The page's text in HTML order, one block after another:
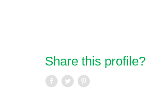
Share this profile?